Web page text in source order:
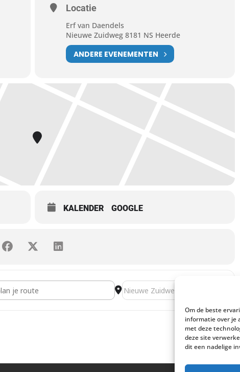
Om de beste
informatie over je
met deze
deze site
dit een nadelige
Locatie
Erf van Daendels
Nieuwe Zuidweg 8181 NS Heerde
ANDERE EVENEMENTEN
KALENDER GOOGLE
op De Dellen [DQn0VXk6r]Destination Address - Drie